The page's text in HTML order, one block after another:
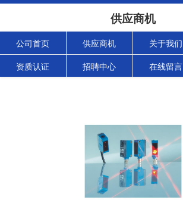
供应商机
公司首页 供应商机 关于我们
资质认证 招聘中心 在线留言